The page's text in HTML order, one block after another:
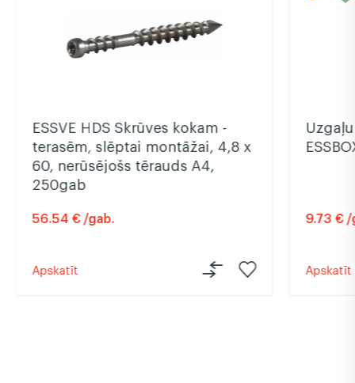
ESSVE HDS Skrūves kokam -
terasēm, slēptai montāžai, 4,8 x
60, nerūsējošs tērauds A4,
250gab
56.54 € /gab.
Apskatīt
9.73 € /
Apskatīt